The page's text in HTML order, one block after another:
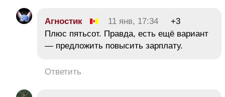
Агностик 11 янв, 17:34
+3
Плюс пятьсот. Правда, есть ещё вариант
— предложить повысить зарплату.
Ответить